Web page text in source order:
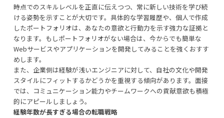
時点でのスキルレベルを正直に伝えつつ、常に新しい技術を学び続
ける姿勢を示すことが大切です。具体的な学習履歴や、個人で作成
したポートフォリオは、あなたの意欲と行動力を示す強力な証拠と
なります。もしポートフォリオがない場合は、今からでも簡単な
Webサービスやアプリケーションを開発してみることを強くおすす
めします。
また、企業側は経験が浅いエンジニアに対して、自社の文化や開発
スタイルにフィットするかどうかを重視する傾向があります。面接
では、コミュニケーション能力やチームワークへの貢献意欲も積極
的にアピールしましょう。
経験年数が長すぎる場合の転職戦略